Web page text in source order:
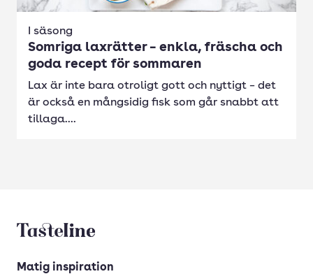
I säsong
Somriga laxrätter – enkla, fräscha och
goda recept för sommaren
Lax är inte bara otroligt gott och nyttigt – det
är också en mångsidig fisk som går snabbt att
tillaga....
Tasteline startsida
Matig inspiration